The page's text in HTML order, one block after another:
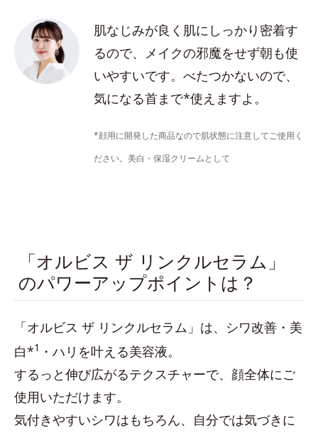
肌なじみが良く肌にしっかり密着す
るので、メイクの邪魔をせず朝も使
いやすいです。べたつかないので、
気になる首まで*使えますよ。
*顔用に開発した商品なので肌状態に注意してご使用く
ださい。美白・保湿クリームとして
「オルビス ザ リンクルセラム」
のパワーアップポイントは？
「オルビス ザ リンクルセラム」は、シワ改善・美
白*1 ・ハリを叶える美容液。
するっと伸び広がるテクスチャーで、顔全体にご
使用いただけます。
気付きやすいシワはもちろん、自分では気づきに